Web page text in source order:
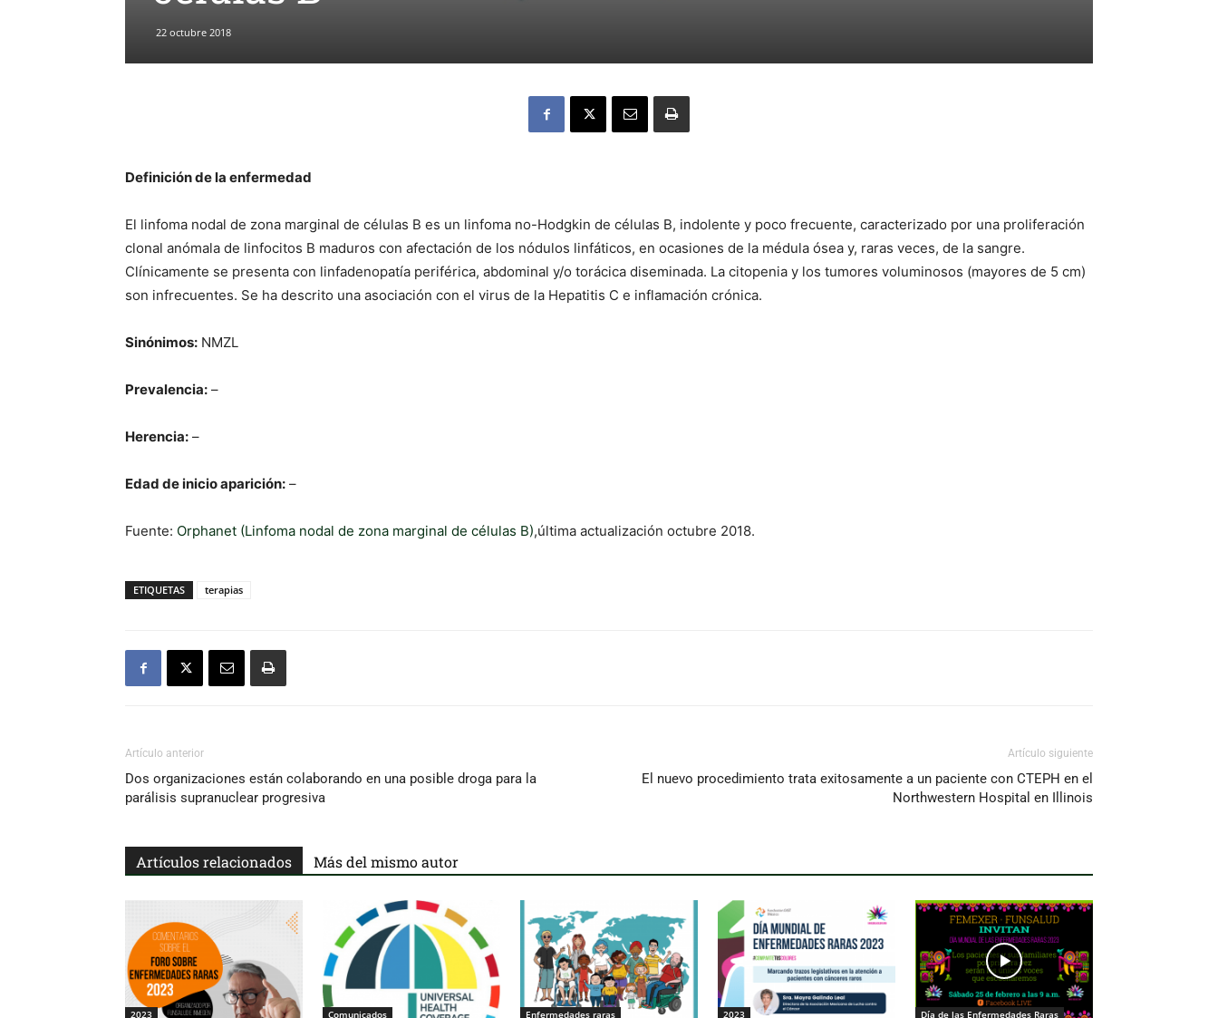
22 octubre 2018
Definición de la enfermedad
El linfoma nodal de zona marginal de células B es un linfoma no-Hodgkin de células B, indolente y poco frecuente, caracterizado por una proliferación
clonal anómala de linfocitos B maduros con afectación de los nódulos linfáticos, en ocasiones de la médula ósea y, raras veces, de la sangre.
Clínicamente se presenta con linfadenopatía periférica, abdominal y/o torácica diseminada. La citopenia y los tumores voluminosos (mayores de 5 cm)
son infrecuentes. Se ha descrito una asociación con el virus de la Hepatitis C e inflamación crónica.
Sinónimos: NMZL
Prevalencia: –
Herencia: –
Edad de inicio aparición: –
Fuente: Orphanet (Linfoma nodal de zona marginal de células B),última actualización octubre 2018.
ETIQUETAS terapias
Artículo anterior
Dos organizaciones están colaborando en una posible droga para la
parálisis supranuclear progresiva
Artículo siguiente
El nuevo procedimiento trata exitosamente a un paciente con CTEPH en el
Northwestern Hospital en Illinois
Artículos relacionados Más del mismo autor
2023 Comunicados Enfermedades raras 2023 Día de las Enfermedades Raras